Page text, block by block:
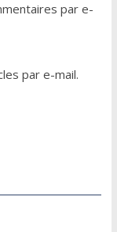
par e-
par e-mail.